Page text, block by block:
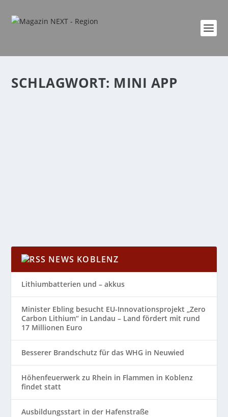
SCHLAGWORT: MINI APP
NEWS KOBLENZ
Lithiumbatterien und – akkus
Minister Ebling besucht EU-Innovationsprojekt „Zero
Carbon Lithium“ in Landau – Land fördert mit rund
17 Millionen Euro
Besserer Brandschutz für das WHG in Neuwied
Höhenfeuerwerk zu Rhein in Flammen in Koblenz
findet statt
Ausbildungsstart in der Hafenstraße